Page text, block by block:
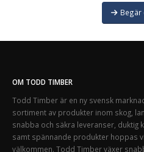
OM TODD TIMBER
Todd Timber är en ny svensk
sortiment av produkter inom skog,
snabba och säkra leveranser,
samt spännande produkter hoppas
välkommen. Todd Timber växer